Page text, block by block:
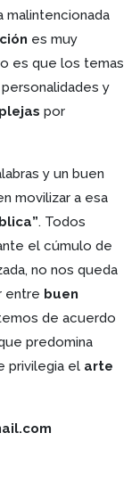
malintencionada
es muy
es que los temas
y
por
y un buen
movilizar a esa
. Todos
el cúmulo de
no nos queda
entre buen
de acuerdo
predomina
privilegia el arte